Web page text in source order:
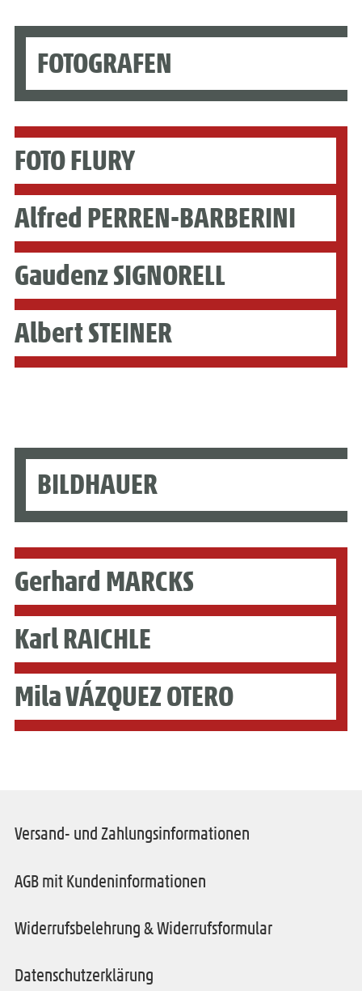
FOTOGRAFEN
FOTO FLURY
Alfred PERREN-BARBERINI
Gaudenz SIGNORELL
Albert STEINER
BILDHAUER
Gerhard MARCKS
Karl RAICHLE
Mila VÁZQUEZ OTERO
Versand- und Zahlungsinformationen
AGB mit Kundeninformationen
Widerrufsbelehrung & Widerrufsformular
Datenschutzerklärung